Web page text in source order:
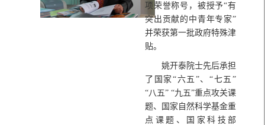
项荣誉称号，被授予“有
突出贡献的中青年专家”
并荣获第一批政府特殊津
贴。
姚开泰院士先后承担
了国家“六五”、“七五”
“八五” “九五”重点攻关课
题、国家自然科学基金重
点课题、国家科技部